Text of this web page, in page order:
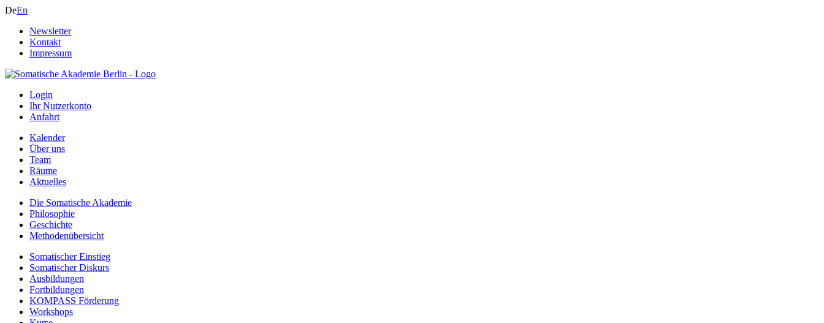
DeEn
Newsletter
Kontakt
Impressum
Login
Ihr Nutzerkonto
Anfahrt
Kalender
Über uns
Team
Räume
Aktuelles
Die Somatische Akademie
Philosophie
Geschichte
Methodenübersicht
Somatischer Einstieg
Somatischer Diskurs
Ausbildungen
Fortbildungen
KOMPASS Förderung
Workshops